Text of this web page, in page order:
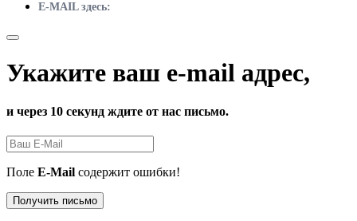
E-MAIL здесь:
Укажите ваш e-mail адрес,
и через 10 секунд ждите от нас письмо.
Поле E-Mail содержит ошибки!
Получить письмо